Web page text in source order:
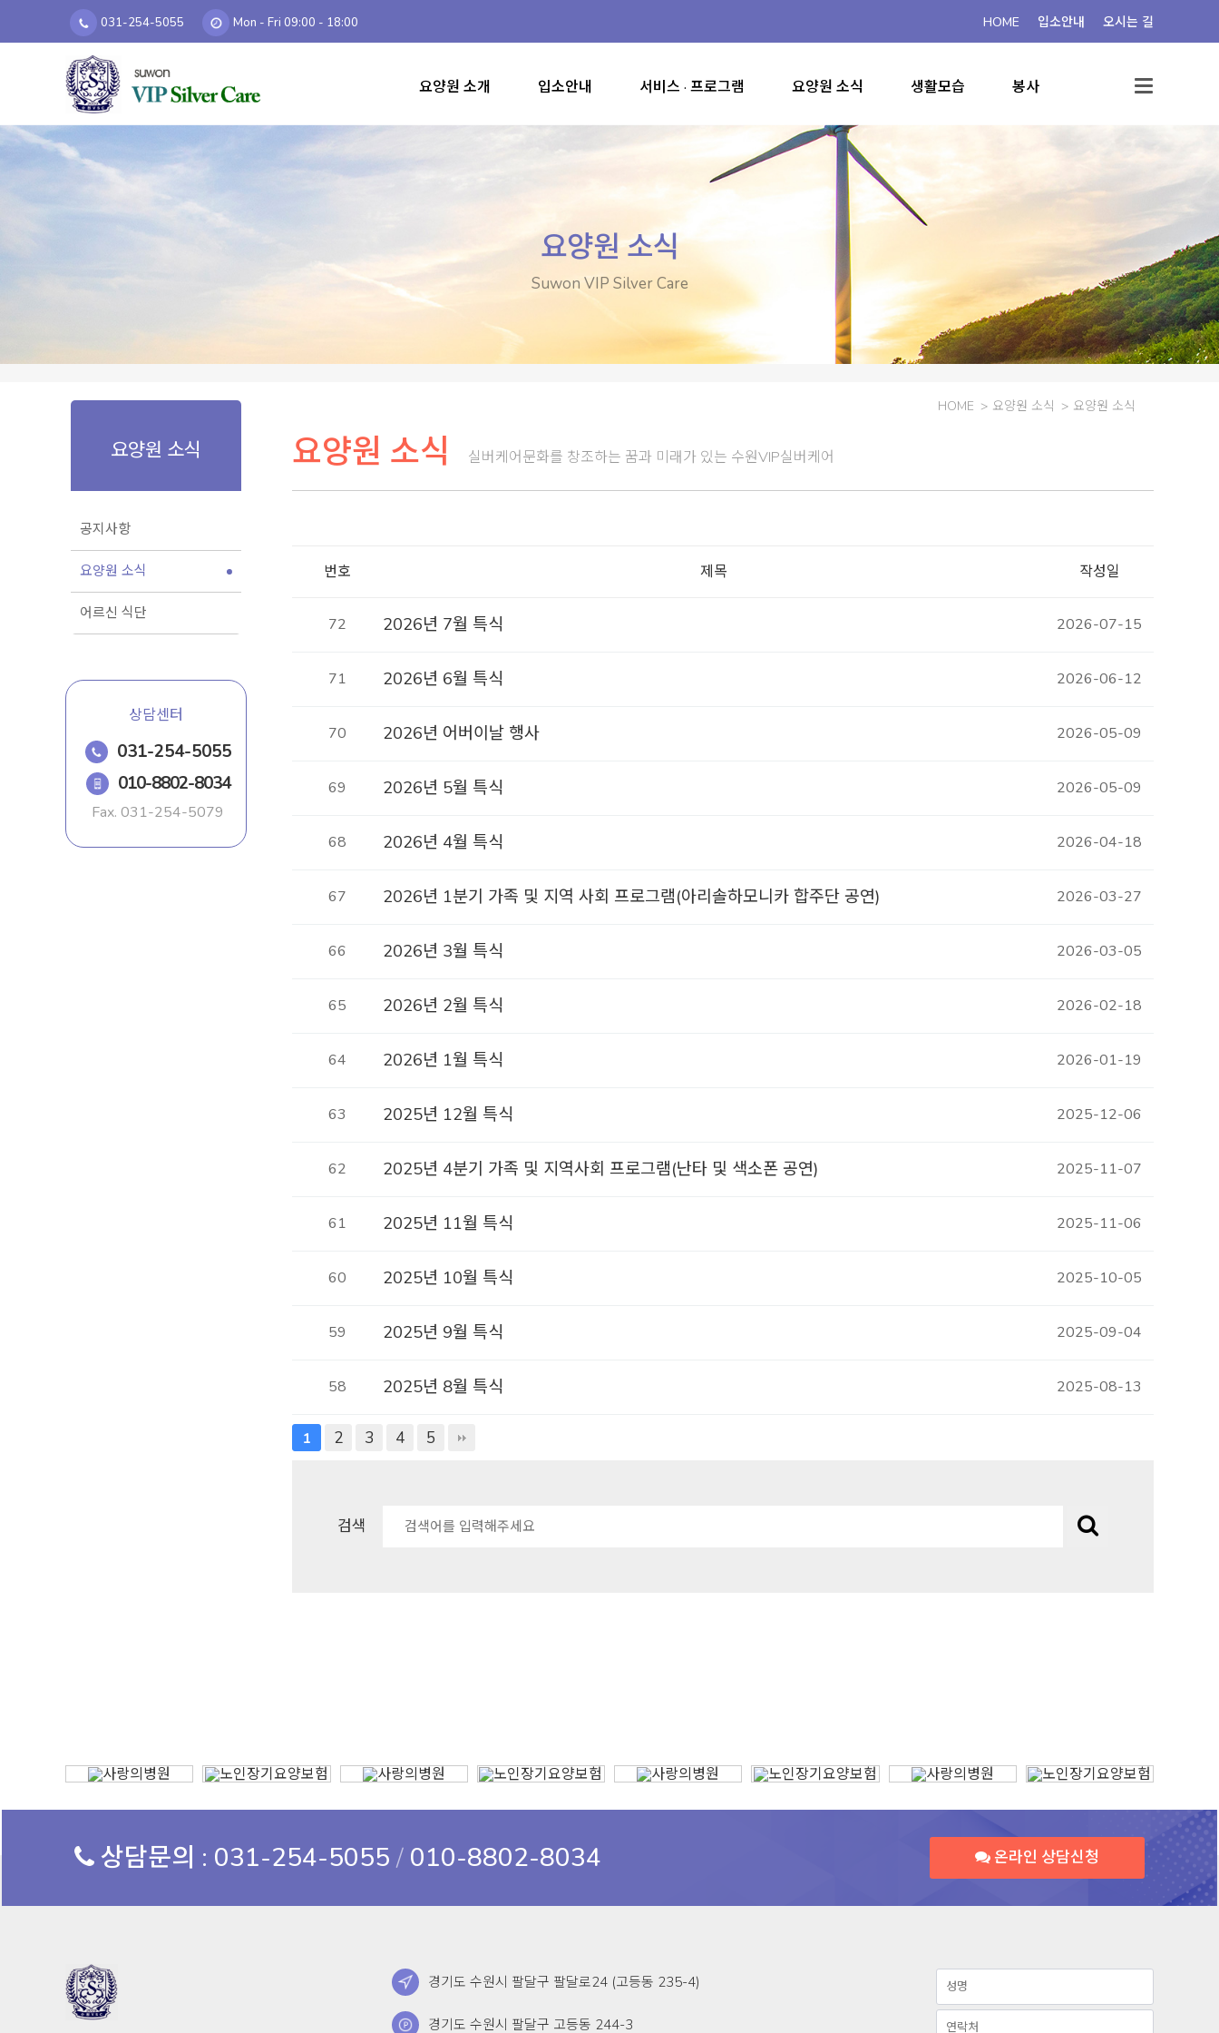
031-254-5055 Mon - Fri 09:00 - 18:00 HOME 입소안내 오시는 길
요양원 소개 입소안내 서비스 · 프로그램 요양원 소식 생활모습 봉사
요양원 소식
Suwon VIP Silver Care
요양원 소식
공지사항
요양원 소식
어르신 식단
상담센터
031-254-5055
010-8802-8034
Fax. 031-254-5079
HOME 요양원 소식 요양원 소식
요양원 소식 실버케어문화를 창조하는 꿈과 미래가 있는 수원VIP실버케어
번호 제목 작성일
72 2026년 7월 특식 2026-07-15
71 2026년 6월 특식 2026-06-12
70 2026년 어버이날 행사 2026-05-09
69 2026년 5월 특식 2026-05-09
68 2026년 4월 특식 2026-04-18
67 2026년 1분기 가족 및 지역 사회 프로그램(아리솔하모니카 합주단 공연) 2026-03-27
66 2026년 3월 특식 2026-03-05
65 2026년 2월 특식 2026-02-18
64 2026년 1월 특식 2026-01-19
63 2025년 12월 특식 2025-12-06
62 2025년 4분기 가족 및 지역사회 프로그램(난타 및 색소폰 공연) 2025-11-07
61 2025년 11월 특식 2025-11-06
60 2025년 10월 특식 2025-10-05
59 2025년 9월 특식 2025-09-04
58 2025년 8월 특식 2025-08-13
1 2 3 4 5
검색
상담문의 : 031-254-5055 / 010-8802-8034 온라인 상담신청
경기도 수원시 팔달구 팔달로24 (고등동 235-4)
경기도 수원시 팔달구 고등동 244-3